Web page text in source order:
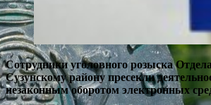
Сотрудники уголовного розыска
Сузунскому району пресекли
незаконным оборотом электронных